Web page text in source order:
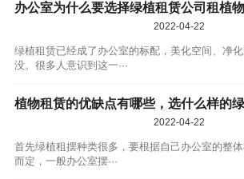
办公室为什么要选择绿植租赁公司租植
2022-04-22
绿植租赁已经成了办公室的标配，美化空间、净
没。很多人意识到这一···
植物租赁的优缺点有哪些，选什么样的
2022-04-22
首先绿植租摆种类很多，要根据自己办公室的整
而定，一般办公室摆···